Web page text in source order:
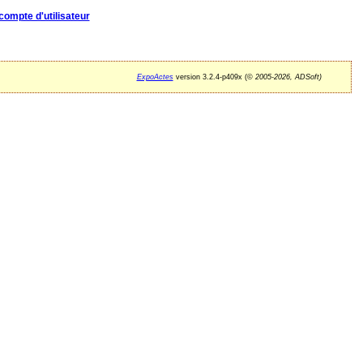
d'utilisateur
ExpoActesversion 3.2.4-p409x (©2005-2026, ADSoft)